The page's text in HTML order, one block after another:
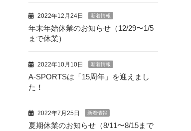
2022年12月24日 新着情報
年末年始休業のお知らせ（12/29〜1/5
まで休業）
2022年10月10日 新着情報
A-SPORTSは「15周年」を迎えまし
た！
2022年7月25日 新着情報
夏期休業のお知らせ（8/11〜8/15まで